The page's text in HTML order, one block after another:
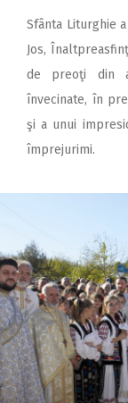
Sfânta Liturghie
Jos,
de preoţi din
învecinate, în
şi a unui
împrejurimi.